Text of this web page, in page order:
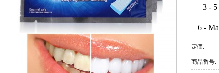
3 - 5
6 -
定価:
商品番号: